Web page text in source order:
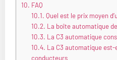
10. FAQ
10.1. Quel est le prix moyen
10.2. La boîte automatique
10.3. La C3 automatique
10.4. La C3 automatique est-
conducteurs